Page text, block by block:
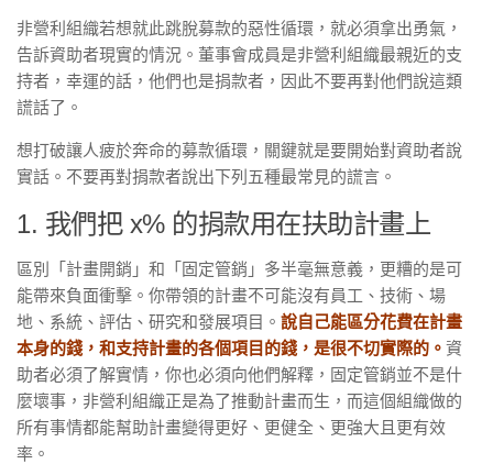
非營利組織若想就此跳脫募款的惡性循環，就必須拿出勇氣，
告訴資助者現實的情況。董事會成員是非營利組織最親近的支
持者，幸運的話，他們也是捐款者，因此不要再對他們說這類
謊話了。
想打破讓人疲於奔命的募款循環，關鍵就是要開始對資助者說
實話。不要再對捐款者說出下列五種最常見的謊言。
1. 我們把 x% 的捐款用在扶助計畫上
區別「計畫開銷」和「固定管銷」多半毫無意義，更糟的是可
能帶來負面衝擊。你帶領的計畫不可能沒有員工、技術、場
地、系統、評估、研究和發展項目。 說自己能區分花費在計畫
本身的錢，和支持計畫的各個項目的錢，是很不切實際的。 資
助者必須了解實情，你也必須向他們解釋，固定管銷並不是什
麼壞事，非營利組織正是為了推動計畫而生，而這個組織做的
所有事情都能幫助計畫變得更好、更健全、更強大且更有效
率。